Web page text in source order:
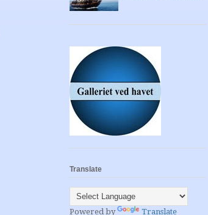
Translate
Powered by Translate